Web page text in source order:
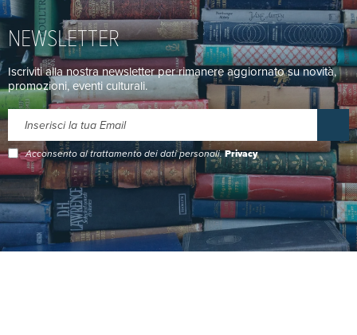
NEWSLETTER
Iscriviti alla nostra newsletter per rimanere aggiornato su novità,
promozioni, eventi culturali.
Acconsento al trattamento dei dati personali.Privacy